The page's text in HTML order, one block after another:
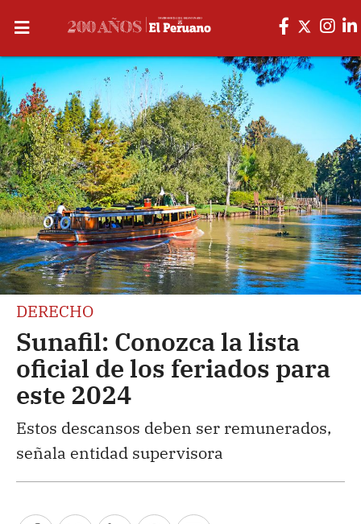
DERECHO
Sunafil: Conozca la lista
oficial de los feriados para
este 2024
Estos descansos deben ser remunerados,
señala entidad supervisora